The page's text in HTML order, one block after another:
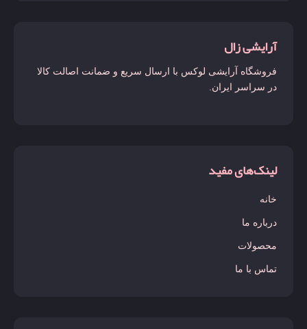
آرایشی زال
فروشگاه آرایشی لوکس با ارسال سریع و ضمانت اصالت کالا
در سراسر ایران.
لینک‌های مفید
خانه
درباره ما
محصولات
تماس با ما